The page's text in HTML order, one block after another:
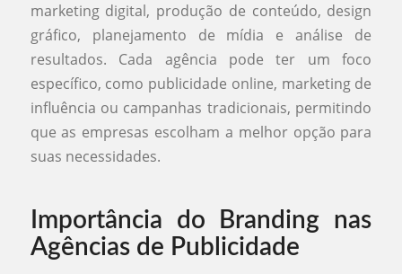
marketing digital, produção de conteúdo, design
gráfico, planejamento de mídia e análise de
resultados. Cada agência pode ter um foco
específico, como publicidade online, marketing de
influência ou campanhas tradicionais, permitindo
que as empresas escolham a melhor opção para
suas necessidades.
Importância do Branding nas
Agências de Publicidade